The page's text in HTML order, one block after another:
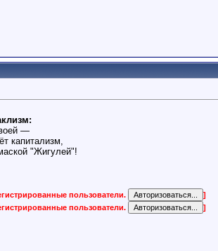
—
капитализм,
"Жигулей"!
пользователи.
]
пользователи.
]